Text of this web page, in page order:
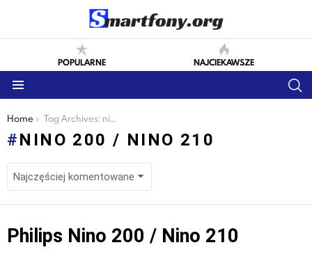
POPULARNE NAJCIEKAWSZE
You are here:
Home Tag Archives: nino 200 / nino 210
NINO 200 / NINO 210
LATEST
STORIES
Philips Nino 200 / Nino 210